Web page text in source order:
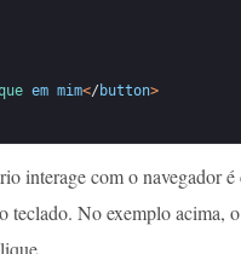
em mim</ button>
interage com o navegador
teclado. No exemplo acima,